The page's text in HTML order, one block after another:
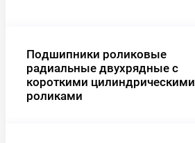
Подшипники роликовые
радиальные двухрядные с
короткими цилиндрическими
роликами